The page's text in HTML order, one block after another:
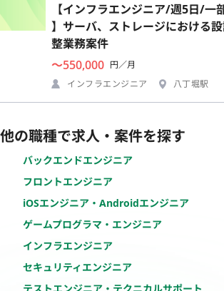
【インフラエンジニア/週5日/一
】サーバ、ストレージにおける
整業務案件
〜550,000 円／月
インフラエンジニア
八丁堀駅
他の職種で求人・案件を探す
バックエンドエンジニア
フロントエンジニア
iOSエンジニア・Androidエンジニア
ゲームプログラマ・エンジニア
インフラエンジニア
セキュリティエンジニア
テストエンジニア・テクニカルサポート